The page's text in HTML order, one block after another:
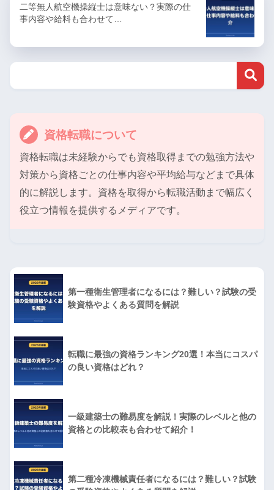
二等無人航空機操縦士は意味ない？実際の仕
事内容や給料も合わせて…
資格転職について
資格転職は未経験からでも資格取得までの勉強方法や
対策から資格ごとの仕事内容や平均給与などまで具体
的に解説します。資格を取得から転職活動まで幅広く
役立つ情報を提供するメディアです。
第一種衛生管理者になるには？難しい？試験の受
験資格やよくある質問を解説
転職に最強の資格ランキング20選！本当にコスパ
の良い資格はどれ？
一級建築士の難易度を解説！実際のレベルと他の
資格との比較表も合わせて紹介！
第二種冷凍機械責任者になるには？難しい？試験